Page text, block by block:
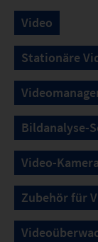
Video
Stationäre
Bildanalyse-
Video-
Zubehör für